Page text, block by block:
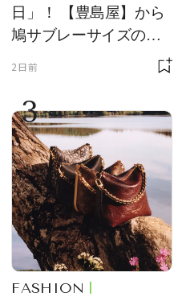
日」！ 【豊島屋】から
鳩サブレーサイズのポ
ーチ「はとっこ」を限
2日前
3
FASHION